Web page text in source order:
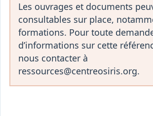
Les ouvrages et documents
consultables sur place,
formations. Pour toute
d’informations sur cette
nous contacter à
ressources@centreosiris.org.